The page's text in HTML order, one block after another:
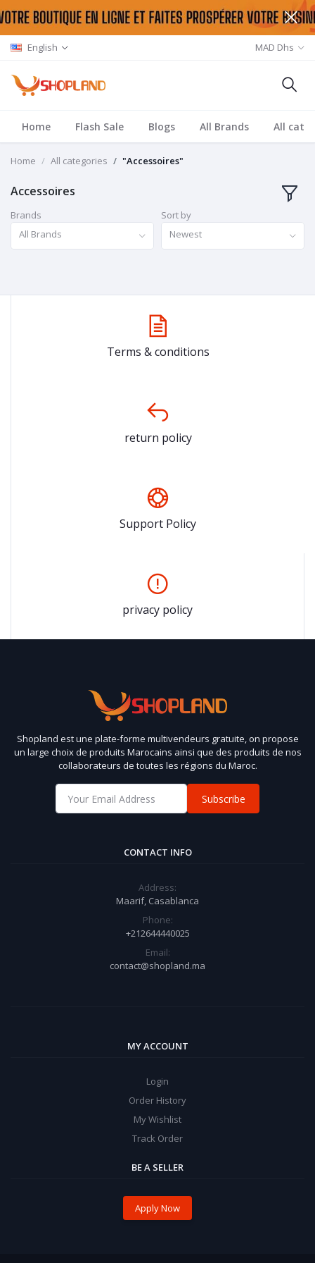
English MAD Dhs
Home Flash Sale Blogs All Brands All
Home All categories "Accessoires"
Accessoires
Brands
All Brands
Sort by
Newest
Terms & conditions
return policy
Support Policy
privacy policy
Shopland est une plate-forme multivendeurs gratuite, on propose
un large choix de produits Marocains ainsi que des produits de nos
collaborateurs de toutes les régions du Maroc.
Subscribe
CONTACT INFO
Address:
Maarif, Casablanca
Phone:
+212644440025
Email:
contact@shopland.ma
MY ACCOUNT
Login
Order History
My Wishlist
Track Order
BE A SELLER
Apply Now